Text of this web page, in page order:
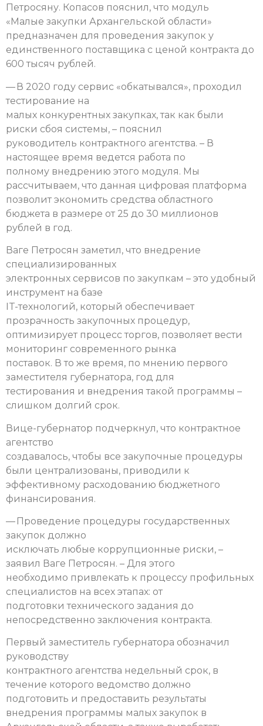
Петросяну. Копасов пояснил, что модуль
«Малые закупки Архангельской области»
предназначен для проведения закупок у
единственного поставщика с ценой контракта до
600 тысяч рублей.
— В 2020 году сервис «обкатывался», проходил
тестирование на
малых конкурентных закупках, так как были
риски сбоя системы, – пояснил
руководитель контрактного агентства. – В
настоящее время ведется работа по
полному внедрению этого модуля. Мы
рассчитываем, что данная цифровая платформа
позволит экономить средства областного
бюджета в размере от 25 до 30 миллионов
рублей в год.
Ваге Петросян заметил, что внедрение
специализированных
электронных сервисов по закупкам – это удобный
инструмент на базе
IT-технологий, который обеспечивает
прозрачность закупочных процедур,
оптимизирует процесс торгов, позволяет вести
мониторинг современного рынка
поставок. В то же время, по мнению первого
заместителя губернатора, год для
тестирования и внедрения такой программы –
слишком долгий срок.
Вице-губернатор подчеркнул, что контрактное
агентство
создавалось, чтобы все закупочные процедуры
были централизованы, приводили к
эффективному расходованию бюджетного
финансирования.
— Проведение процедуры государственных
закупок должно
исключать любые коррупционные риски, –
заявил Ваге Петросян. – Для этого
необходимо привлекать к процессу профильных
специалистов на всех этапах: от
подготовки технического задания до
непосредственно заключения контракта.
Первый заместитель губернатора обозначил
руководству
контрактного агентства недельный срок, в
течение которого ведомство должно
подготовить и предоставить результаты
внедрения программы малых закупок в